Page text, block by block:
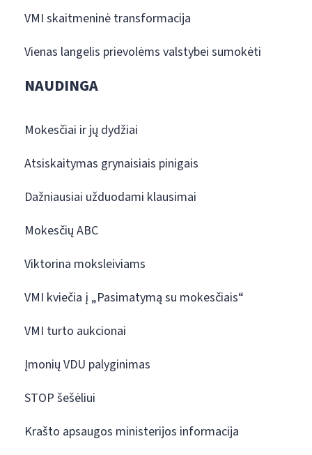
VMI skaitmeninė transformacija
Vienas langelis prievolėms valstybei sumokėti
NAUDINGA
Mokesčiai ir jų dydžiai
Atsiskaitymas grynaisiais pinigais
Dažniausiai užduodami klausimai
Mokesčių ABC
Viktorina moksleiviams
VMI kviečia į „Pasimatymą su mokesčiais“
VMI turto aukcionai
Įmonių VDU palyginimas
STOP šešėliui
Krašto apsaugos ministerijos informacija